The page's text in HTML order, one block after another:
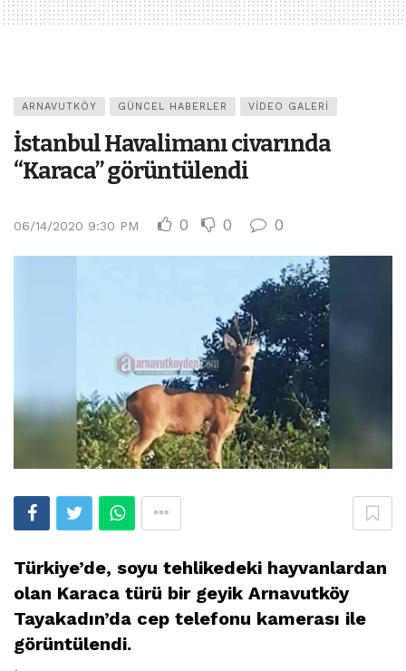
ARNAVUTKÖY GÜNCEL HABERLER VIDEO GALERI
İstanbul Havalimanı civarında
“Karaca” görüntülendi
06/14/2020 9:30 PM 0 0 0
Türkiye’de, soyu tehlikedeki hayvanlardan
olan Karaca türü bir geyik Arnavutköy
Tayakadın’da cep telefonu kamerası ile
görüntülendi.